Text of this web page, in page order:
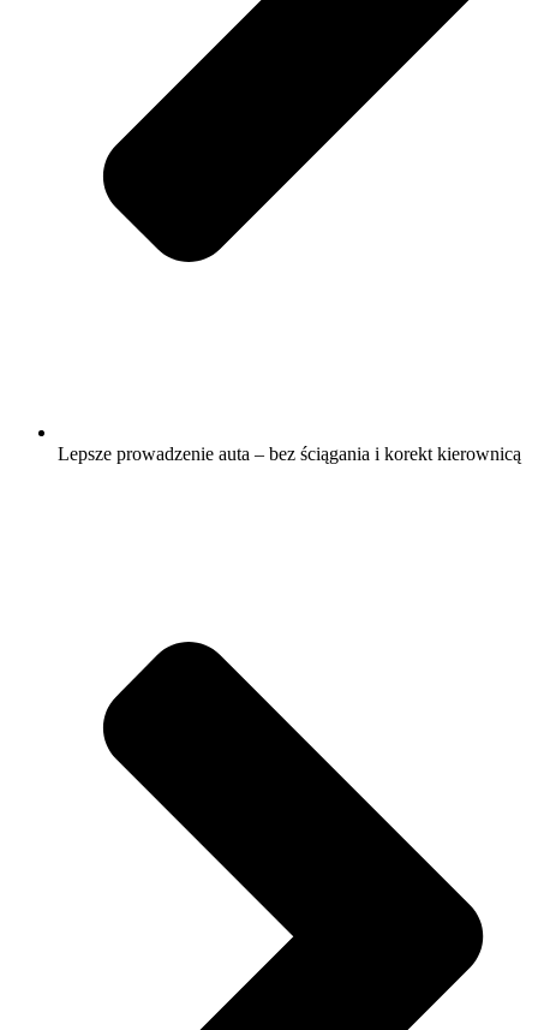
Lepsze prowadzenie auta – bez ściągania i korekt kierownicą